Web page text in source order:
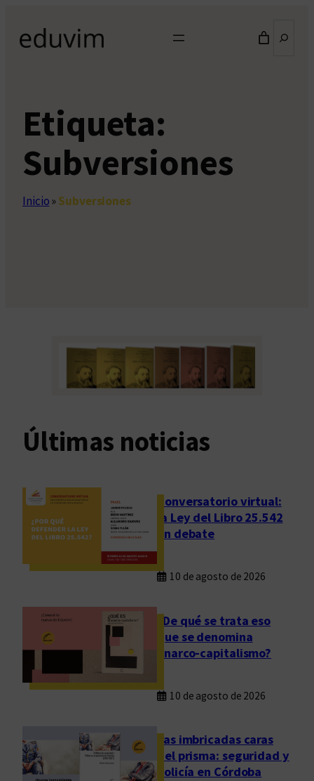
contenido
Etiqueta:
Subversiones
Inicio»Subversiones
Últimas noticias
Conversatorio virtual:
la Ley del Libro 25.542
en debate
10 de agosto de 2026
¿De qué se trata eso
que se denomina
anarco-capitalismo?
10 de agosto de 2026
Las imbricadas caras
del prisma: seguridad y
policía en Córdoba